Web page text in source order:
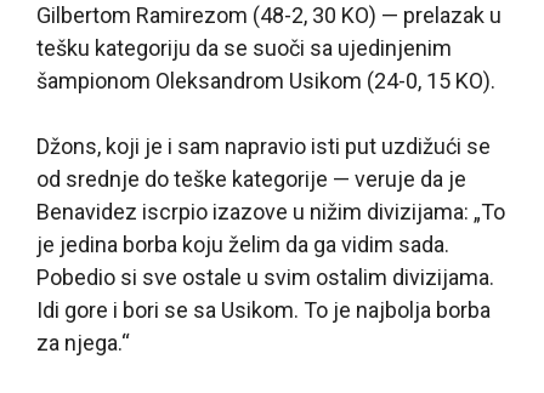
Gilbertom Ramirezom (48-2, 30 KO) — prelazak u
tešku kategoriju da se suoči sa ujedinjenim
šampionom Oleksandrom Usikom (24-0, 15 KO).
Džons, koji je i sam napravio isti put uzdižući se
od srednje do teške kategorije — veruje da je
Benavidez iscrpio izazove u nižim divizijama: „To
je jedina borba koju želim da ga vidim sada.
Pobedio si sve ostale u svim ostalim divizijama.
Idi gore i bori se sa Usikom. To je najbolja borba
za njega.“